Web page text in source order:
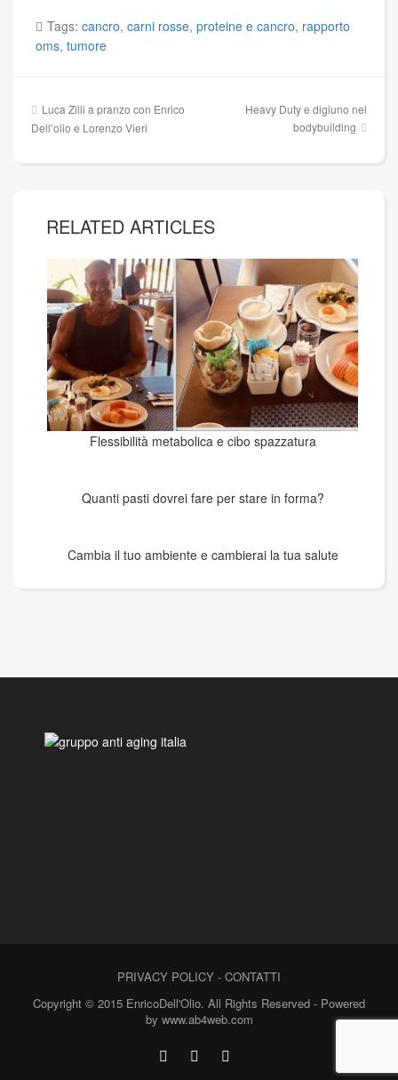
Tags: cancro, carni rosse, proteine e cancro, rapporto
oms, tumore
Navigazione
articoli
Luca Zilli a pranzo con Enrico
Dell’olio e Lorenzo Vieri
Heavy Duty e digiuno nel
bodybuilding
RELATED ARTICLES
Flessibilità metabolica e cibo spazzatura
Quanti pasti dovrei fare per stare in forma?
Cambia il tuo ambiente e cambierai la tua salute
PRIVACY POLICY - CONTATTI
Copyright © 2015 EnricoDell'Olio. All Rights Reserved - Powered
by www.ab4web.com